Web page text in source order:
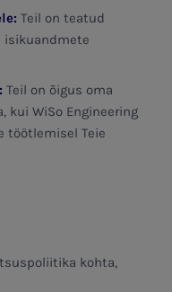
Teil on teatud
isikuandmete
Teil on õigus oma
kui WiSo Engineering
töötlemisel Teie
kohta,